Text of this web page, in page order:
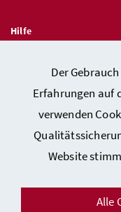
Der
Erfahrungen auf
verwenden
Website
Alle
Hilfe
Quicklinks